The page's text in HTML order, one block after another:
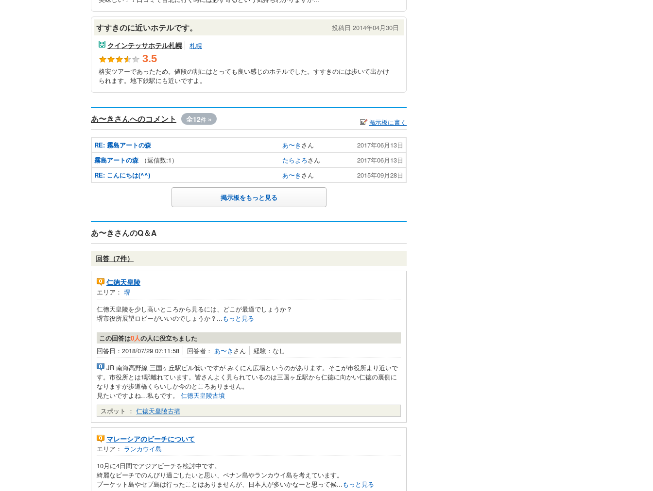
すすきのに近いホテルです。 投稿日 2014年04月30日
クインテッサホテル札幌 札幌
3.5
格安ツアーであったため。値段の割にはとっても良い感じのホテルでした。すすきのには歩いて出かけ
られます。地下鉄駅にも近いですよ。
あ〜きさんへのコメント 全12件 » 掲示板に書く
RE: 霧島アートの森 あ〜き さん
2017年06月13日
霧島アートの森
（返信数:1） たらよろさん
2017年06月13日
RE: こんにちは(^^)
あ〜き さん 2015年09月28日
掲示板をもっと見る
あ〜きさんのQ＆A
回答（7件）
仁徳天皇陵
エリア： 堺
仁徳天皇陵を少し高いところから見るには、どこが最適でしょうか？
堺市役所展望ロビーがいいのでしょうか？...もっと見る
この回答は0人の人に役立ちました
回答日：2018/07/29 07:11:58
回答者： あ〜き さん
経験：なし
JR 南海高野線 三国ヶ丘駅ビル低いですが みくにん広場というのがあります。そこが市役所より近いで
す。市役所とは1駅離れています。皆さんよく見られているのは三国ヶ丘駅から仁德に向かい仁徳の裏側に
なりますが歩道橋くらいしか今のところありません。
見たいですよね…私もです。 仁徳天皇陵古墳
スポット ： 仁徳天皇陵古墳
マレーシアのビーチについて
エリア： ランカウイ島
10月に4日間でアジアビーチを検討中です。
綺麗なビーチでのんびり過ごしたいと思い、ペナン島やランカウイ島を考えています。
プーケット島やセブ島は行ったことはありませんが、日本人が多いかなーと思って候...もっと見る